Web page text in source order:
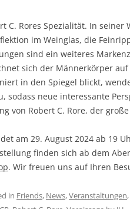
C. Rores Spezialität. In
im Weinglas, die
sind ein weiteres
sich der Männerkörper
in den Spiegel blickt,
sodass neue interessante
von Robert C. Rore, der
am 29. August 2024 ab 19
finden sich ab dem
. Wir freuen uns auf Ihren
in Friends, News,Veranstaltungen,